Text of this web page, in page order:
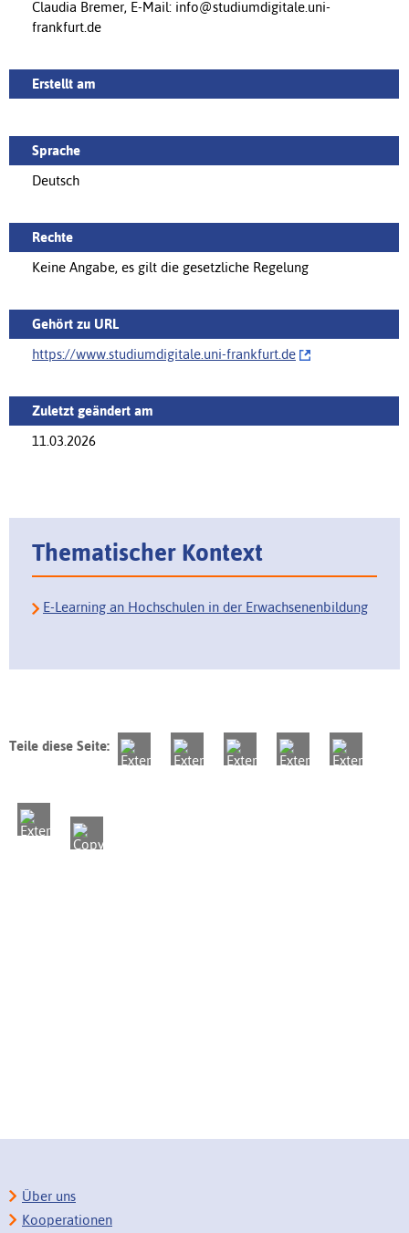
Claudia Bremer, E-Mail: info@studiumdigitale.uni-
frankfurt.de
Erstellt am
Sprache
Deutsch
Rechte
Keine Angabe, es gilt die gesetzliche Regelung
Gehört zu URL
https://‌www.studiumdigitale.uni-frankfurt.de
Zuletzt geändert am
11.03.2026
Thematischer Kontext
E-Learning an Hochschulen in der Erwachsenenbildung
Teile diese Seite:
Über uns
Kooperationen